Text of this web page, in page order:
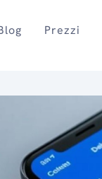
Prezzi